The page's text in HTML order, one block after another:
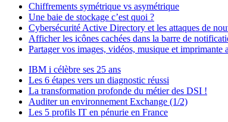
Chiffrements symétrique vs asymétrique
Une baie de stockage c’est quoi ?
Cybersécurité Active Directory et les attaques de
Afficher les icônes cachées dans la barre de
Partager vos images, vidéos, musique et imprimante
IBM i célèbre ses 25 ans
Les 6 étapes vers un diagnostic réussi
La transformation profonde du métier des DSI !
Auditer un environnement Exchange (1/2)
Les 5 profils IT en pénurie en France